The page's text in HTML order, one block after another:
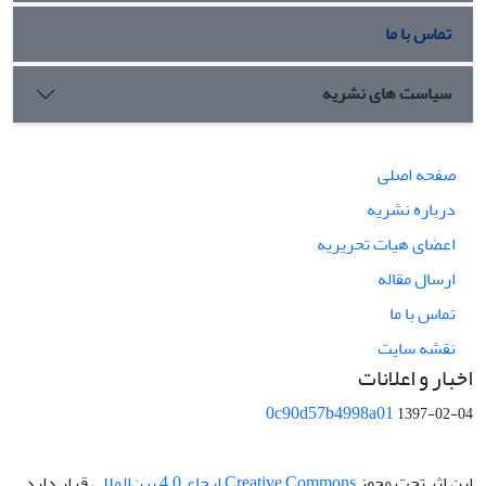
تماس با ما
سیاست های نشریه
صفحه اصلی
درباره نشریه
اعضای هیات تحریریه
ارسال مقاله
تماس با ما
نقشه سایت
اخبار و اعلانات
0c90d57b4998a011397-02-04